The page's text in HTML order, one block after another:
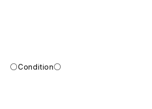
○Condition○